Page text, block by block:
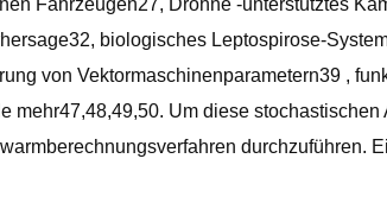
Fahrzeugen27, Drohne -unterstütztes
biologisches Leptospirose-
von Vektormaschinenparametern39 ,
Um diese
durchzuführen.